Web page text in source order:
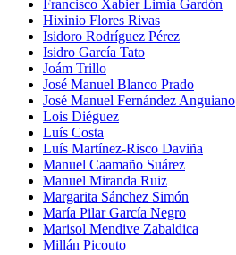
Francisco Xabier Limia Gardón
Hixinio Flores Rivas
Isidoro Rodríguez Pérez
Isidro García Tato
Joám Trillo
José Manuel Blanco Prado
José Manuel Fernández Anguiano
Lois Diéguez
Luís Costa
Luís Martínez-Risco Daviña
Manuel Caamaño Suárez
Manuel Miranda Ruiz
Margarita Sánchez Simón
María Pilar García Negro
Marisol Mendive Zabaldica
Millán Picouto